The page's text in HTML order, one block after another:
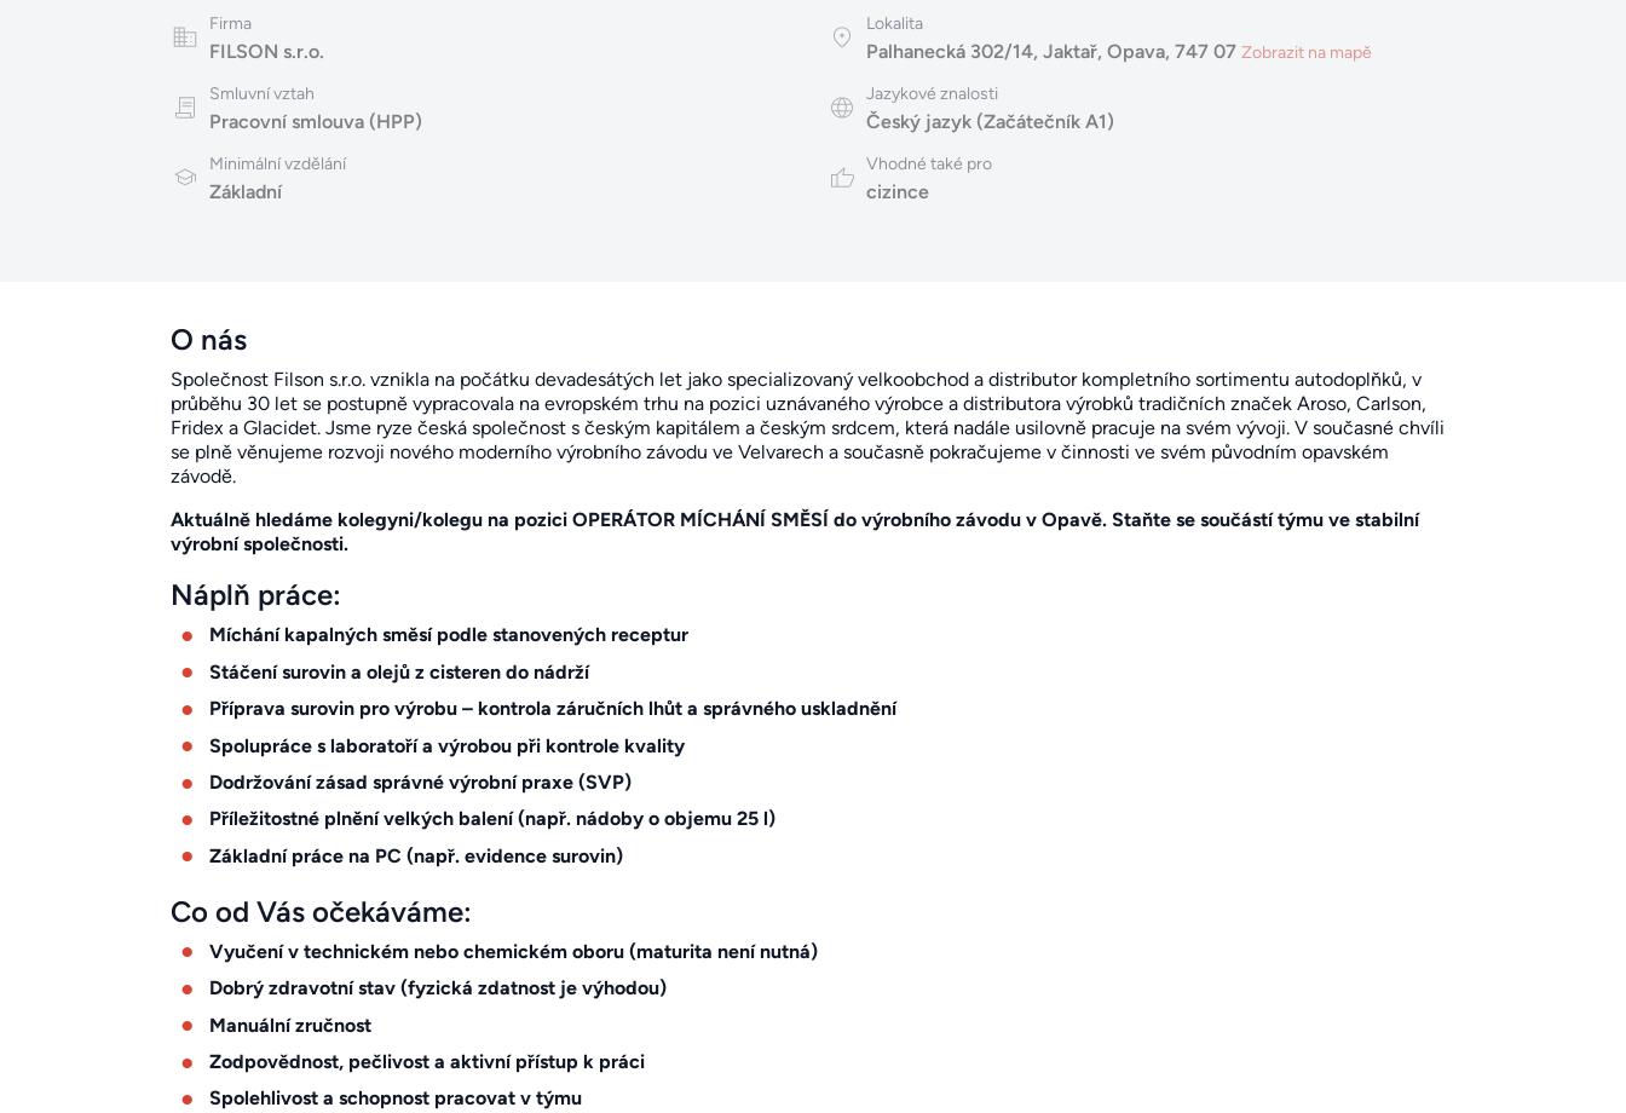
Firma
FILSON s.r.o.
Lokalita
Palhanecká 302/14, Jaktař, Opava, 747 07 Zobrazit na mapě
Smluvní vztah
Pracovní smlouva (HPP)
Jazykové znalosti
Český jazyk (Začátečník A1)
Minimální vzdělání
Základní
Vhodné také pro
cizince
O nás
Společnost Filson s.r.o. vznikla na počátku devadesátých let jako specializovaný velkoobchod a distributor kompletního sortimentu autodoplňků, v
průběhu 30 let se postupně vypracovala na evropském trhu na pozici uznávaného výrobce a distributora výrobků tradičních značek Aroso, Carlson,
Fridex a Glacidet. Jsme ryze česká společnost s českým kapitálem a českým srdcem, která nadále usilovně pracuje na svém vývoji. V současné chvíli
se plně věnujeme rozvoji nového moderního výrobního závodu ve Velvarech a současně pokračujeme v činnosti ve svém původním opavském
závodě.
Aktuálně hledáme kolegyni/kolegu na pozici OPERÁTOR MÍCHÁNÍ SMĚSÍ do výrobního závodu v Opavě. Staňte se součástí týmu ve stabilní
výrobní společnosti.
Náplň práce:
Míchání kapalných směsí podle stanovených receptur
Stáčení surovin a olejů z cisteren do nádrží
Příprava surovin pro výrobu – kontrola záručních lhůt a správného uskladnění
Spolupráce s laboratoří a výrobou při kontrole kvality
Dodržování zásad správné výrobní praxe (SVP)
Příležitostné plnění velkých balení (např. nádoby o objemu 25 l)
Základní práce na PC (např. evidence surovin)
Co od Vás očekáváme:
Vyučení v technickém nebo chemickém oboru (maturita není nutná)
Dobrý zdravotní stav (fyzická zdatnost je výhodou)
Manuální zručnost
Zodpovědnost, pečlivost a aktivní přístup k práci
Spolehlivost a schopnost pracovat v týmu